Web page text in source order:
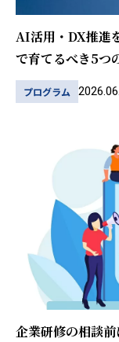
AI活用・DX推進
で育てるべき5つ
プログラム
企業研修の相談